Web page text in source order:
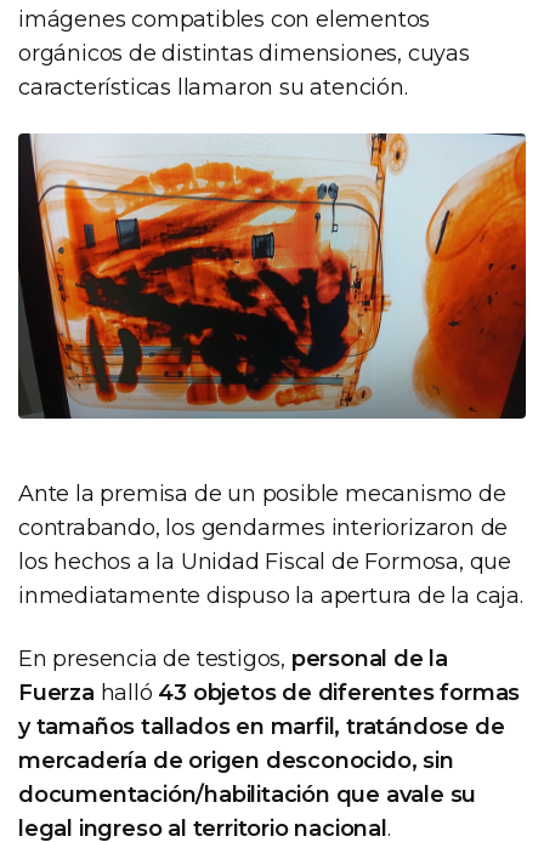
imágenes compatibles con elementos
orgánicos de distintas dimensiones, cuyas
características llamaron su atención.
Ante la premisa de un posible mecanismo de
contrabando, los gendarmes interiorizaron de
los hechos a la Unidad Fiscal de Formosa, que
inmediatamente dispuso la apertura de la caja.
En presencia de testigos, personal de la
Fuerza halló 43 objetos de diferentes formas
y tamaños tallados en marfil, tratándose de
mercadería de origen desconocido, sin
documentación/habilitación que avale su
legal ingreso al territorio nacional .